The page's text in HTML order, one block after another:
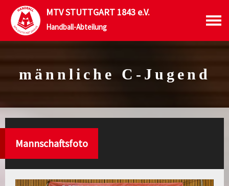
MTV STUTTGART 1843 e.V.
Handball-Abteilung
männliche C-Jugend
Mannschaftsfoto